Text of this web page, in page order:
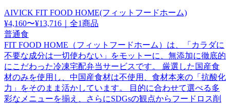
AIVICK FIT FOOD HOME(フィットフードホーム)
¥4,160〜¥13,716
全1商品
普通食
FIT FOOD HOME（フィットフードホーム）は、「カラダに
不要な成分は一切使わない」をモットーに、無添加に徹底的
にこだわった冷凍宅配弁当サービスです。 厳選した国産食
材のみを使用し、中国産食材は不使用、食材本来の「抗酸化
力」をそのまま活かしています。 目的に合わせて選べる多
彩なメニューを揃え、さらにSDGsの観点からフードロス削